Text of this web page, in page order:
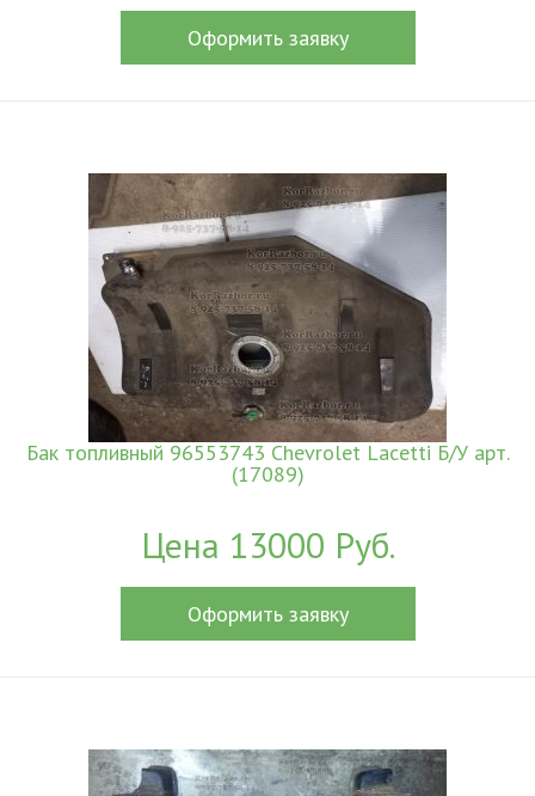
Оформить заявку
Бак топливный 96553743 Chevrolet Lacetti Б/У арт.
(17089)
Цена 13000 Руб.
Оформить заявку